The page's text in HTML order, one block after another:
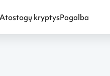
Atostogų kryptysPagalba